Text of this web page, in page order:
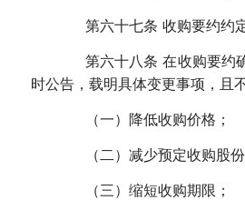
第六十七条 收购要约约定
第六十八条 在收购要约确
时公告，载明具体变更事项，且
（一）降低收购价格；
（二）减少预定收购股份
（三）缩短收购期限；